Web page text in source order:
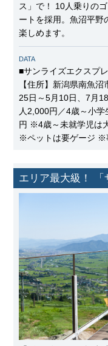
ス」で！ 10人乗りの
ートを採用。魚沼平野
楽しめます。
DATA
■サンライズエクスプ
【住所】新潟県南魚
25日～5月10日、7月
人2,000円／4歳～小
円 ※4歳～未就学児は
※ペットは要ゲージ ※
エリア最大級！ 「